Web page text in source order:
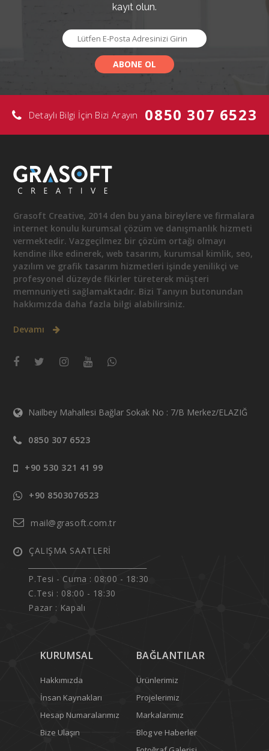
kayıt olun.
Detaylı Bilgi İçin Bizi Arayın 0850 307 6523
Grasoft Creative, 2014 den bu yana bireylere ve firmalara
internet konulu kurumsal çözüm ve danışmanlık hizmeti
vermektedir. Vazgeçilmez bir çözüm ortağı olmayı
kendine ilke edinerek, web tasarım, kurumsal kimlik, seo,
yazılım ve grafik tasarım hizmetleri işinde yenilikçi ve
profesyonel düzeyde fikirler türeterek müşteri
memnuniyeti sağlamaktadır. Bizi Tanıyın butonundan
hakkımızda daha fazla bilgi alabilirsiniz.
Devamı
Nailbey Mahallesi Bağlar Sokak No : 7/B Merkez/ELAZIĞ
0850 307 6523
+90 530 321 41 99
+90 8503076523
mail@grasoft.com.tr
ÇALIŞMA SAATLERİ
P.Tesi - Cuma : 08:00 - 18:30
C.Tesi : 08:00 - 18:30
Pazar : Kapalı
KURUMSAL
Hakkımızda
İnsan Kaynakları
Hesap Numaralarımız
Bize Ulaşın
BAĞLANTILAR
Ürünlerimiz
Projelerimiz
Markalarımız
Blog ve Haberler